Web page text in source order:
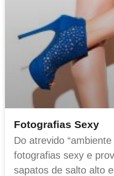
Fotografias Sexy
Do atrevido
fotografias sexy e
sapatos de salto alto